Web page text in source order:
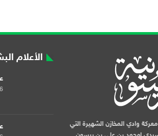
وادي المخازن الشهيرة التي
الأعلام
6 يوليو 2019